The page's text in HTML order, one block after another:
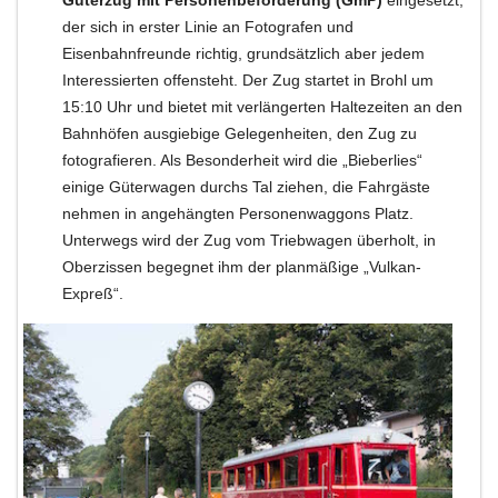
der sich in erster Linie an Fotografen und
Eisenbahnfreunde richtig, grundsätzlich aber jedem
Interessierten offensteht. Der Zug startet in Brohl um
15:10 Uhr und bietet mit verlängerten Haltezeiten an den
Bahnhöfen ausgiebige Gelegenheiten, den Zug zu
fotografieren. Als Besonderheit wird die „Bieberlies“
einige Güterwagen durchs Tal ziehen, die Fahrgäste
nehmen in angehängten Personenwaggons Platz.
Unterwegs wird der Zug vom Triebwagen überholt, in
Oberzissen begegnet ihm der planmäßige „Vulkan-
Expreß“.